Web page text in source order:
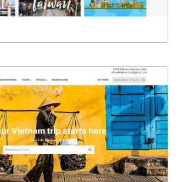
XEM THỰC TẾ
47329